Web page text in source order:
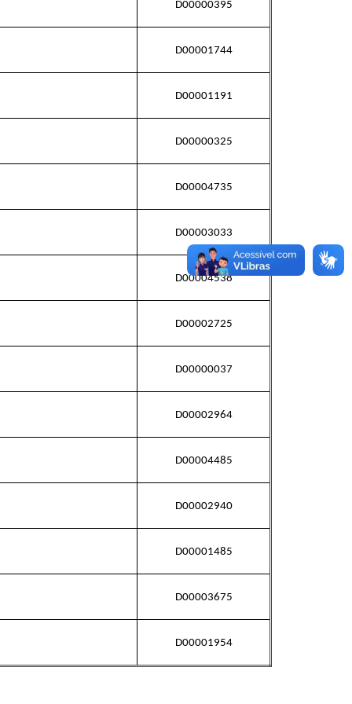
D00000395
D00001744
D00001191
D00000325
D00004735
D00003033
D00004538
D00002725
D00000037
D00002964
D00004485
D00002940
D00001485
D00003675
D00001954